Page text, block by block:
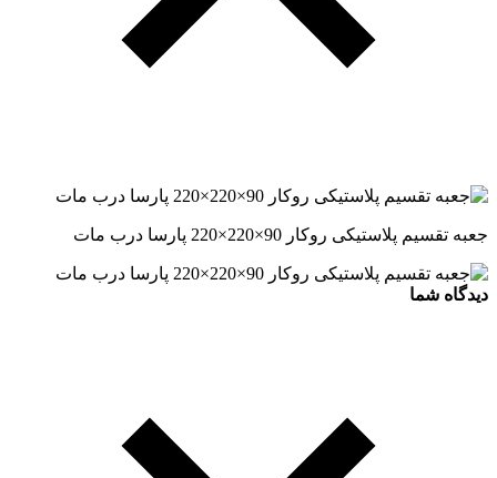
جعبه تقسیم پلاستیکی روکار 90×220×220 پارسا درب مات
دیدگاه شما